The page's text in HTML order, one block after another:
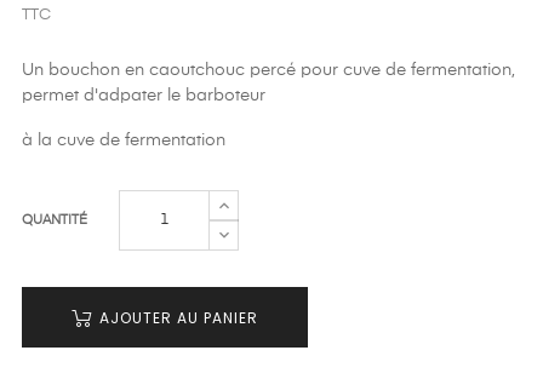
TTC
Un bouchon en caoutchouc percé pour cuve de fermentation,
permet d'adpater le barboteur
à la cuve de fermentation
QUANTITÉ
AJOUTER AU PANIER